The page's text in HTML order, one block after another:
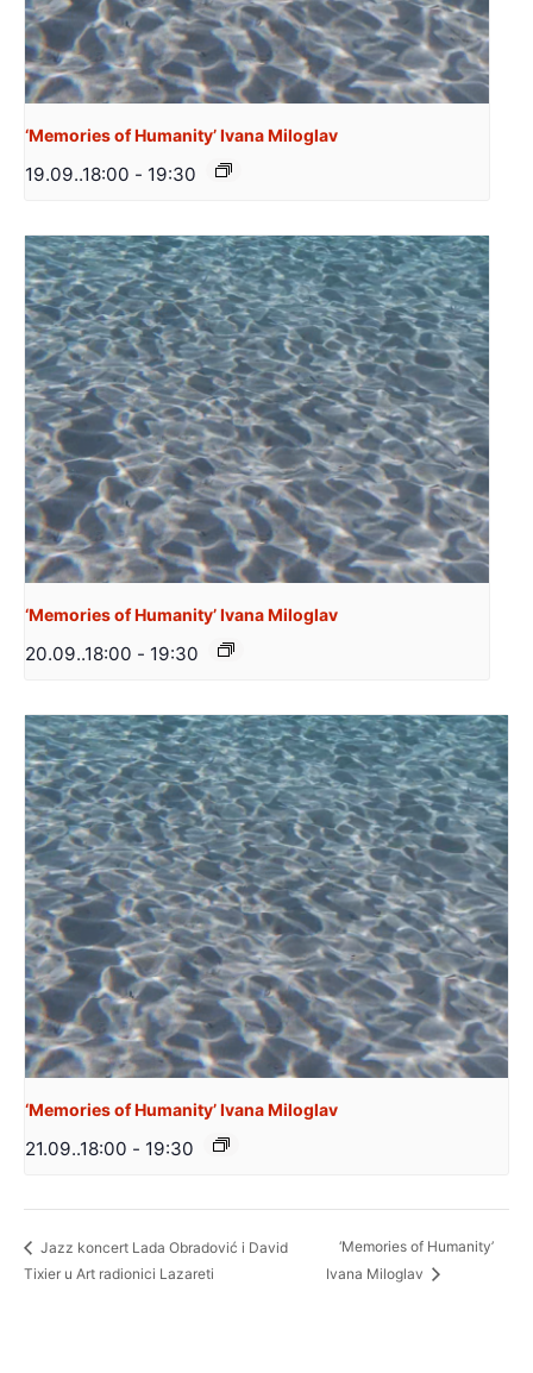
‘Memories of Humanity’ Ivana Miloglav
19.09..18:00 - 19:30
‘Memories of Humanity’ Ivana Miloglav
20.09..18:00 - 19:30
‘Memories of Humanity’ Ivana Miloglav
21.09..18:00 - 19:30
Jazz koncert Lada Obradović i David
Tixier u Art radionici Lazareti
‘Memories of Humanity’
Ivana Miloglav